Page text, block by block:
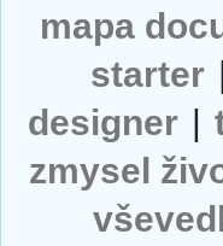
mapa
starter
designer |
zmysel